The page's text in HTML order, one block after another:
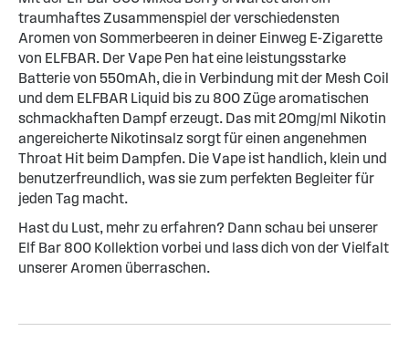
traumhaftes Zusammenspiel der verschiedensten
Aromen von Sommerbeeren in deiner Einweg E-Zigarette
von ELFBAR. Der Vape Pen hat eine leistungsstarke
Batterie von 550mAh, die in Verbindung mit der Mesh Coil
und dem ELFBAR Liquid bis zu 800 Züge aromatischen
schmackhaften Dampf erzeugt. Das mit 20mg/ml Nikotin
angereicherte Nikotinsalz sorgt für einen angenehmen
Throat Hit beim Dampfen. Die Vape ist handlich, klein und
benutzerfreundlich, was sie zum perfekten Begleiter für
jeden Tag macht.
Hast du Lust, mehr zu erfahren? Dann schau bei unserer
Elf Bar 800 Kollektion vorbei und lass dich von der Vielfalt
unserer Aromen überraschen.